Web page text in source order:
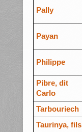
Pally
Payan
Philippe
Pibre, dit
Carlo
Tarbouriech
Taurinya, fils